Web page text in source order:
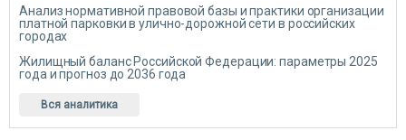
Анализ нормативной правовой базы и практики организации
платной парковки в улично-дорожной сети в российских
городах
Жилищный баланс Российской Федерации: параметры 2025
года и прогноз до 2036 года
Вся аналитика